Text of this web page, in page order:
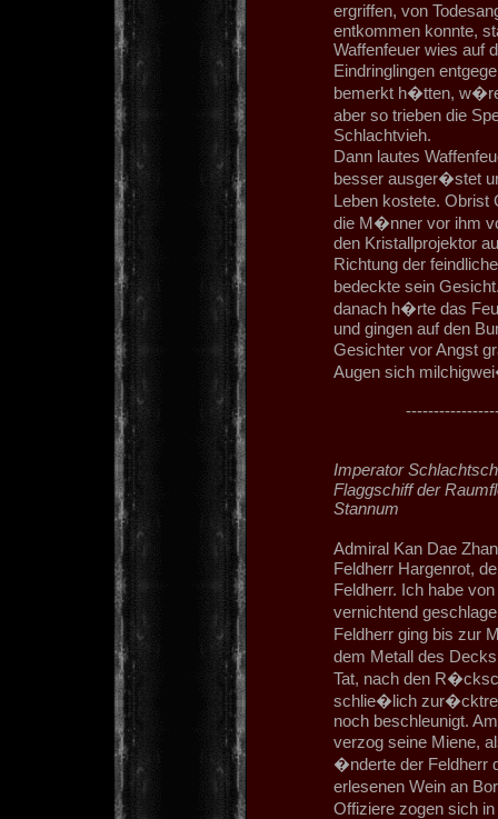
ergriffen, von
entkommen konnte,
Waffenfeuer wies auf
Eindringlingen
bemerkt h�tten,
aber so trieben die
Schlachtvieh.
Dann lautes
besser ausger�stet
Leben kostete.
die M�nner vor ihm
den Kristallprojektor
Richtung der
bedeckte sein
danach h�rte das
und gingen auf den
Gesichter vor Angst
Augen sich
Imperator
Flaggschiff der
Stannum
Admiral Kan Dae
Feldherr Hargenrot,
Feldherr. Ich habe
vernichtend
Feldherr ging bis zur
dem Metall des
Tat, nach den
schlie�lich
noch beschleunigt.
verzog seine Miene,
�nderte der Feldherr
erlesenen Wein an
Offiziere zogen sich